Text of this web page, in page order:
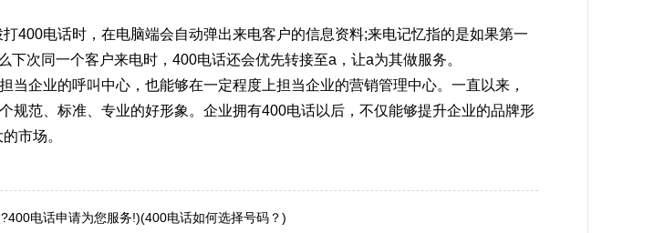
400电话时，在电脑端会自动弹出来电客户的信息资料;来电记忆指的是如果第一
下次同一个客户来电时，400电话还会优先转接至a，让a为其做服务。
当企业的呼叫中心，也能够在一定程度上担当企业的营销管理中心。一直以来，
规范、标准、专业的好形象。企业拥有400电话以后，不仅能够提升企业的品牌形
市场。
电话申请为您服务!)(400电话如何选择号码？)